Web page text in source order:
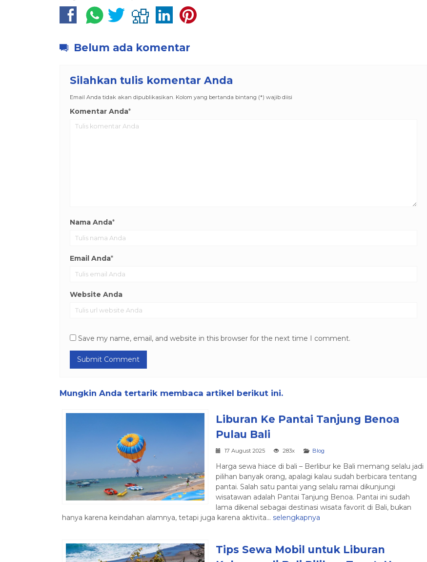
Belum ada komentar
Silahkan tulis komentar Anda
Email Anda tidak akan dipublikasikan. Kolom yang bertanda bintang (*) wajib diisi
Komentar Anda*
Nama Anda*
Email Anda*
Website Anda
Save my name, email, and website in this browser for the next time I comment.
Mungkin Anda tertarik membaca artikel berikut ini.
Liburan Ke Pantai Tanjung Benoa
Pulau Bali
17 August 2025 283x Blog
Harga sewa hiace di bali – Berlibur ke Bali memang selalu jadi
pilihan banyak orang, apalagi kalau sudah berbicara tentang
pantai. Salah satu pantai yang selalu ramai dikunjungi
wisatawan adalah Pantai Tanjung Benoa. Pantai ini sudah
lama dikenal sebagai destinasi wisata favorit di Bali, bukan
hanya karena keindahan alamnya, tetapi juga karena aktivita... selengkapnya
Tips Sewa Mobil untuk Liburan